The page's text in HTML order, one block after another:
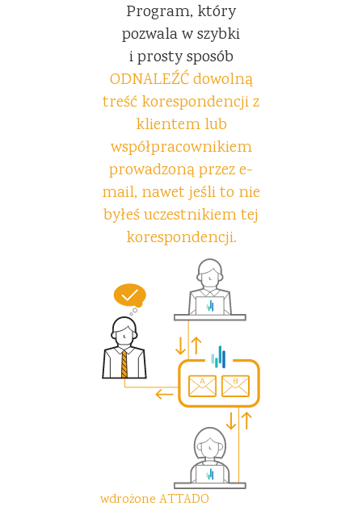
Program, który
pozwala w szybki
i prosty sposób
ODNALEŹĆ dowolną
treść korespondencji z
klientem lub
współpracownikiem
prowadzoną przez e-
mail, nawet jeśli to nie
byłeś uczestnikiem tej
korespondencji.
wdrożone ATTADO